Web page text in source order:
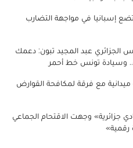
إسبانيا في مواجهة التضارب
الجزائري عبد المجيد تبون: دعمك
وسيادة تونس خط أحمر
مع فرقة لمكافحة القوارض
جزائرية» وجهت الاقتحام الجماعي
رقمية»